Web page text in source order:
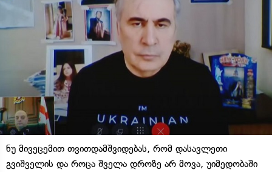
ნუ მივეცემით თვითდამშვიდებას, რომ დასავლეთი
გვიშველის და როცა შველა დროზე არ მოვა, უიმედობაში